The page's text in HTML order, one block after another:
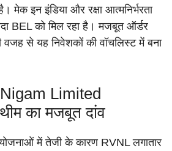
इन इंडिया और रक्षा आत्मनिर्भरता
BEL को मिल रहा है। मजबूत ऑर्डर
से यह निवेशकों की वॉचलिस्ट में बना
Limited
का मजबूत दांव
में तेजी के कारण RVNL लगातार